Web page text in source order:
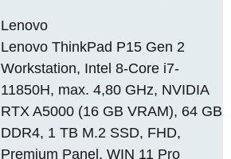
Lenovo
Lenovo ThinkPad P15 Gen 2
Workstation, Intel 8-Core i7-
11850H, max. 4,80 GHz, NVIDIA
RTX A5000 (16 GB VRAM), 64 GB
DDR4, 1 TB M.2 SSD, FHD,
Premium Panel, WIN 11 Pro